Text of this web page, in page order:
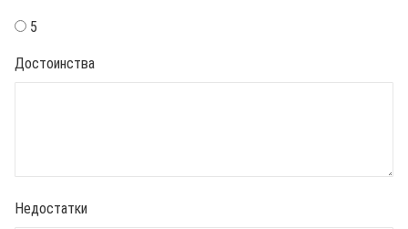
5
Достоинства
Недостатки